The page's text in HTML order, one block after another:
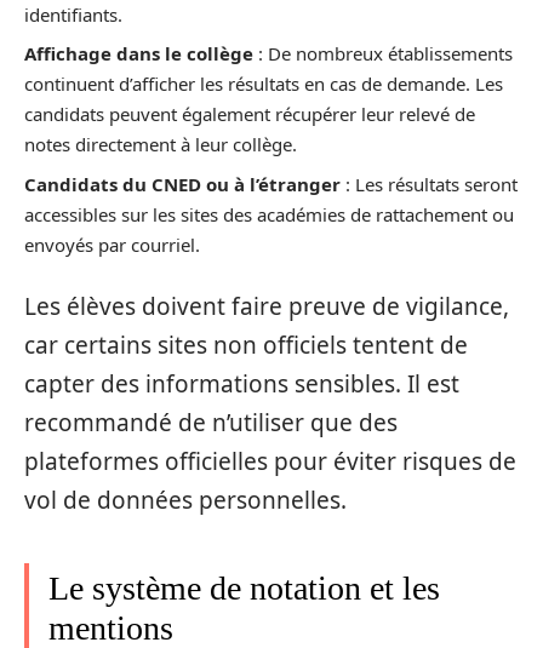
identifiants.
Affichage dans le collège : De nombreux établissements
continuent d’afficher les résultats en cas de demande. Les
candidats peuvent également récupérer leur relevé de
notes directement à leur collège.
Candidats du CNED ou à l’étranger : Les résultats seront
accessibles sur les sites des académies de rattachement ou
envoyés par courriel.
Les élèves doivent faire preuve de vigilance,
car certains sites non officiels tentent de
capter des informations sensibles. Il est
recommandé de n’utiliser que des
plateformes officielles pour éviter risques de
vol de données personnelles.
Le système de notation et les
mentions